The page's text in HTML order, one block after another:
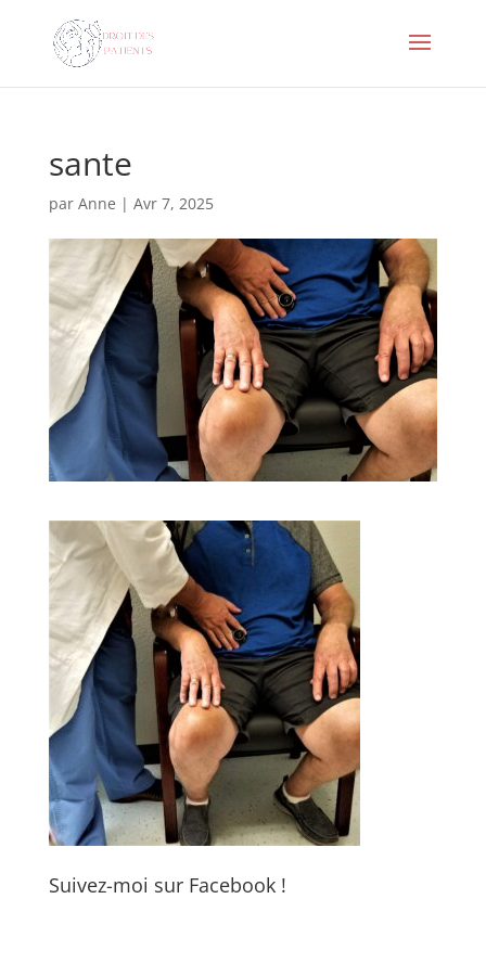
sante
par Anne | Avr 7, 2025
Suivez-moi sur Facebook !